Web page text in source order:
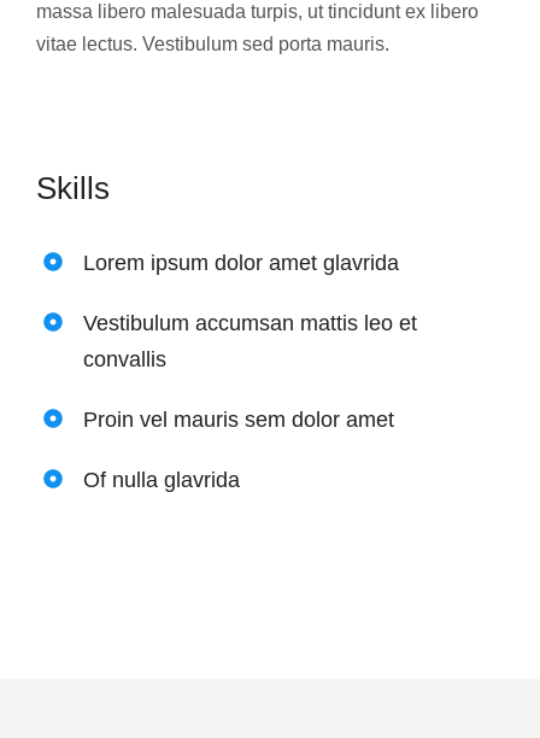
massa libero malesuada turpis, ut tincidunt ex libero
vitae lectus. Vestibulum sed porta mauris.
Skills
Lorem ipsum dolor amet glavrida
Vestibulum accumsan mattis leo et
convallis
Proin vel mauris sem dolor amet
Of nulla glavrida